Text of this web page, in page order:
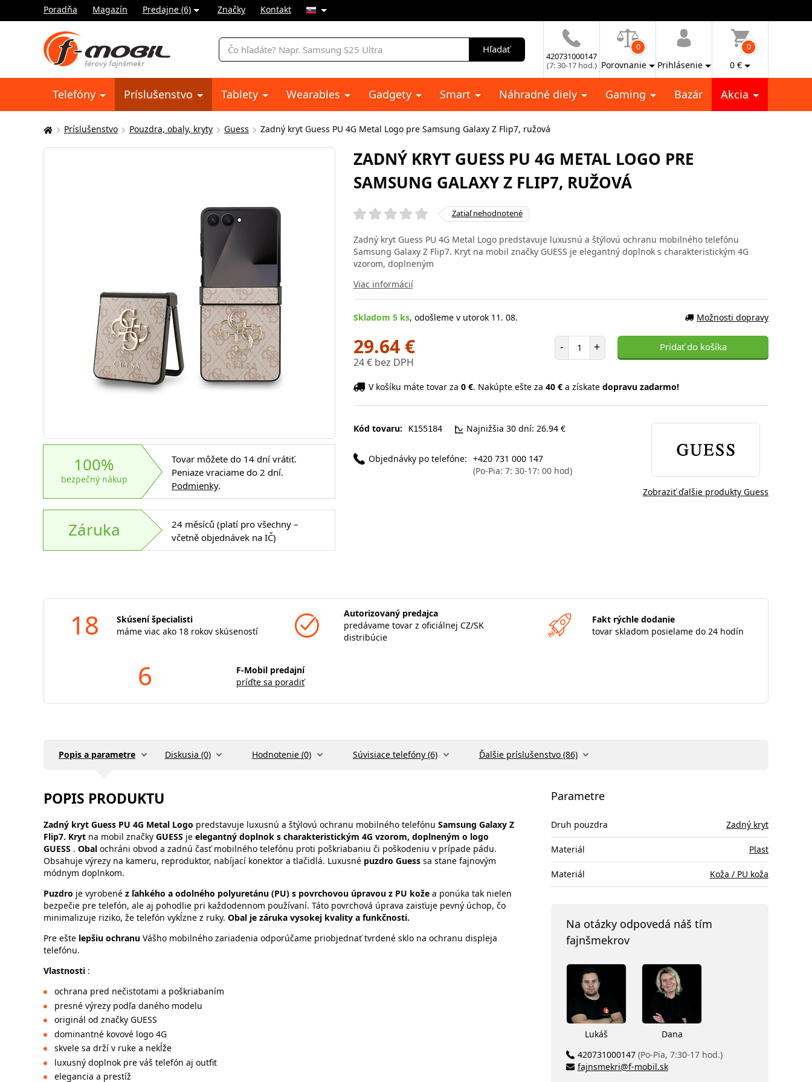
Poradňa Magazín Predajne (6) Značky Kontakt
Vyhľadávanie
Hľadať
420731000147
(7: 30-17 hod.)
0
Porovnanie Prihlásenie
0
0 €
Telefóny Príslušenstvo Tablety Wearables Gadgety Smart Náhradné diely Gaming Bazár Akcia
Tu
sa
Príslušenstvo Pouzdra, obaly, kryty Guess Zadný kryt Guess PU 4G Metal Logo pre Samsung Galaxy Z Flip7, ružová
100%
bezpečný nákup
Tovar môžete do 14 dní vrátiť.
Peniaze vraciame do 2 dní.
Podmienky.
Záruka
24 měsíců (platí pro všechny –
včetně objednávek na IČ)
ZADNÝ KRYT GUESS PU 4G METAL LOGO PRE
SAMSUNG GALAXY Z FLIP7, RUŽOVÁ
Zatiaľ nehodnotené
Zadný kryt Guess PU 4G Metal Logo predstavuje luxusnú a štýlovú ochranu mobilného telefónu
Samsung Galaxy Z Flip7. Kryt na mobil značky GUESS je elegantný doplnok s charakteristickým 4G
vzorom, doplneným
Viac informácií
Skladom 5 ks, odošleme v utorok 11. 08. Možnosti dopravy
29.64 €
24 € bez DPH
- Počet položiek
+ Pridať do košíka
V košíku máte tovar za 0 €. Nakúpte ešte za 40 €a získate dopravu zadarmo!
Kód tovaru: K155184 Najnižšia 30 dní: 26.94 €
Objednávky po telefóne: +420 731 000 147
(Po-Pia: 7: 30-17: 00 hod)
Zobraziť ďalšie produkty Guess
18
Skúsení špecialisti
máme viac ako 18 rokov skúseností
Autorizovaný predajca
predávame tovar z oficiálnej CZ/SK
distribúcie
Fakt rýchle dodanie
tovar skladom posielame do 24 hodín
6
F-Mobil predajní
príďte sa poradiť
Popis a parametre Diskusia (0) Hodnotenie (0) Súvisiace telefóny (6) Ďalšie príslušenstvo (86)
POPIS PRODUKTU
Zadný kryt Guess PU 4G Metal Logo predstavuje luxusnú a štýlovú ochranu mobilného telefónu Samsung Galaxy Z
Flip7. Kryt na mobil značky GUESS je elegantný doplnok s charakteristickým 4G vzorom, doplneným o logo
GUESS . Obal ochráni obvod a zadnú časť mobilného telefónu proti poškriabaniu či poškodeniu v prípade pádu.
Obsahuje výrezy na kameru, reproduktor, nabíjací konektor a tlačidlá. Luxusné puzdro Guess sa stane fajnovým
módnym doplnkom.
Puzdro je vyrobené z ľahkého a odolného polyuretánu (PU) s povrchovou úpravou z PU kože a ponúka tak nielen
bezpečie pre telefón, ale aj pohodlie pri každodennom používaní. Táto povrchová úprava zaisťuje pevný úchop, čo
minimalizuje riziko, že telefón vykĺzne z ruky. Obal je záruka vysokej kvality a funkčnosti.
Pre ešte lepšiu ochranu Vášho mobilného zariadenia odporúčame priobjednať tvrdené sklo na ochranu displeja
telefónu.
Vlastnosti :
ochrana pred nečistotami a poškriabaním
presné výrezy podľa daného modelu
originál od značky GUESS
dominantné kovové logo 4G
skvele sa drží v ruke a nekĺže
luxusný doplnok pre váš telefón aj outfit
elegancia a prestíž
Parametre
Druh pouzdra Zadný kryt
Materiál Plast
Materiál Koža / PU koža
Na otázky odpovedá náš tím
fajnšmekrov
Lukáš
Dana
420731000147 (Po-Pia, 7:30-17 hod.)
fajnsmekri@f-mobil.sk